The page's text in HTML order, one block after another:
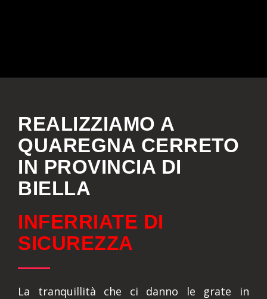
REALIZZIAMO A
QUAREGNA CERRETO
IN PROVINCIA DI
BIELLA
INFERRIATE DI
SICUREZZA
La tranquillità che ci danno le grate in